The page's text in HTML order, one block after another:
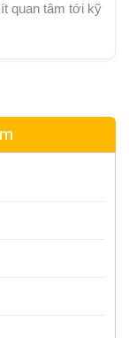
quan tâm tới kỹ
là lý do nhiều